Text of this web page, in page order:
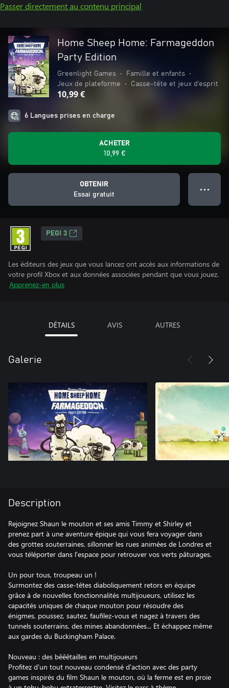
Passer directement au contenu principal
Home Sheep Home: Farmageddon
Party Edition
Greenlight Games • Famille et enfants
•
Jeux de plateforme
• Casse-tête et jeux d'esprit
10,99 €
6 Langues prises en charge
ACHETER
10,99 €
OBTENIR
Essai gratuit
● ● ●
PEGI 3
Les éditeurs des jeux que vous lancez ont accès aux informations de
votre profil Xbox et aux données associées pendant que vous jouez.
Apprenez-en plus
DÉTAILS AVIS AUTRES
Galerie
Description
Rejoignez Shaun le mouton et ses amis Timmy et Shirley et
prenez part à une aventure épique qui vous fera voyager dans
des grottes souterraines, sillonner les rues animées de Londres et
vous téléporter dans l'espace pour retrouver vos verts pâturages.
Un pour tous, troupeau un !
Surmontez des casse-têtes diaboliquement retors en équipe
grâce à de nouvelles fonctionnalités multijoueurs, utilisez les
capacités uniques de chaque mouton pour résoudre des
énigmes, poussez, sautez, faufilez-vous et nagez à travers des
tunnels souterrains, des mines abandonnées... Et échappez même
aux gardes du Buckingham Palace.
Nouveau : des bêêêtailles en multijoueurs
Profitez d'un tout nouveau condensé d'action avec des party
games inspirés du film Shaun le mouton, où la ferme est en proie